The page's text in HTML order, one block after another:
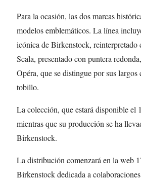
Para la ocasión, las dos marcas
modelos emblemáticos. La línea
icónica de Birkenstock, reinterpretado
Scala, presentado con puntera
Opéra, que se distingue por sus
tobillo.
La colección, que estará disponible el
mientras que su producción se ha
Birkenstock.
La distribución comenzará en la web
Birkenstock dedicada a